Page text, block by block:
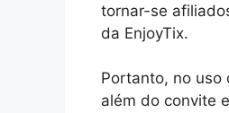
tornar-se
da EnjoyTix.
Portanto, no uso
além do convite